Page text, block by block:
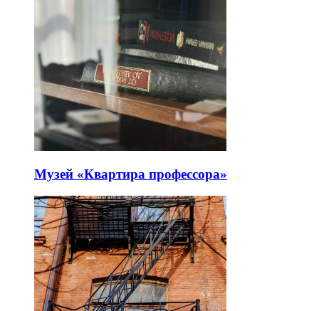
Музей «Квартира профессора»